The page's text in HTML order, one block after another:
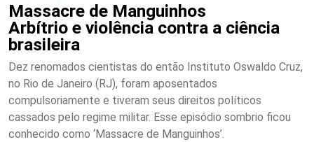
Massacre de Manguinhos
Arbítrio e violência contra a ciência
brasileira
Dez renomados cientistas do então Instituto Oswaldo Cruz,
no Rio de Janeiro (RJ), foram aposentados
compulsoriamente e tiveram seus direitos políticos
cassados pelo regime militar. Esse episódio sombrio ficou
conhecido como ‘Massacre de Manguinhos’.